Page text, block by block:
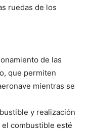
ruedas de los
de las
que permiten
mientras se
y realización
combustible esté